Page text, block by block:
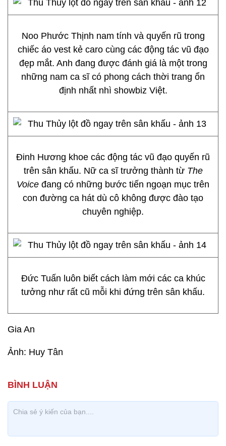
Noo Phước Thịnh nam tính và quyến rũ trong
chiếc áo vest kẻ caro cùng các động tác vũ đạo
đẹp mắt. Anh đang được đánh giá là một trong
những nam ca sĩ có phong cách thời trang ổn
định nhất nhì showbiz Việt.
Đinh Hương khoe các động tác vũ đạo quyến rũ
trên sân khấu. Nữ ca sĩ trưởng thành từ The
Voice đang có những bước tiến ngoạn mục trên
con đường ca hát dù cô không được đào tạo
chuyên nghiệp.
Đức Tuấn luôn biết cách làm mới các ca khúc
tưởng như rất cũ mỗi khi đứng trên sân khấu.
Gia An
Ảnh: Huy Tân